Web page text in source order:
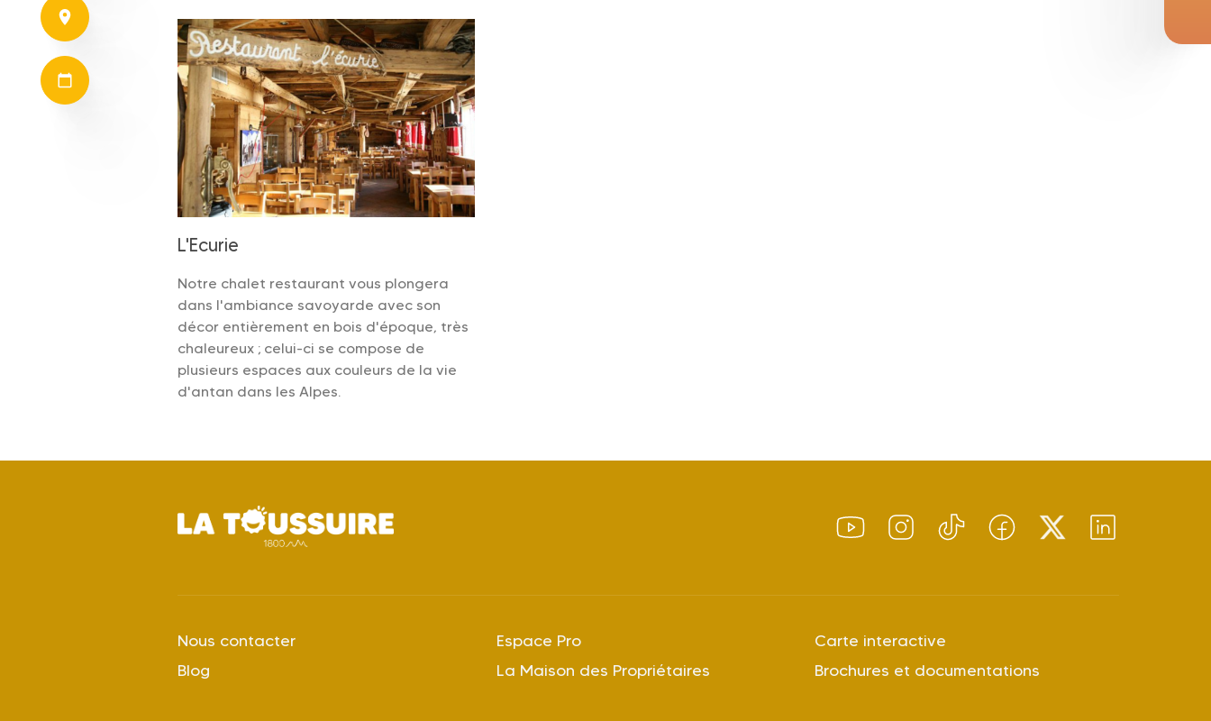
L'Ecurie
Notre chalet restaurant vous plongera
dans l'ambiance savoyarde avec son
décor entièrement en bois d'époque, très
chaleureux ; celui-ci se compose de
plusieurs espaces aux couleurs de la vie
d'antan dans les Alpes.
Nous contacter
Blog
Espace Pro
La Maison des Propriétaires
Carte interactive
Brochures et documentations